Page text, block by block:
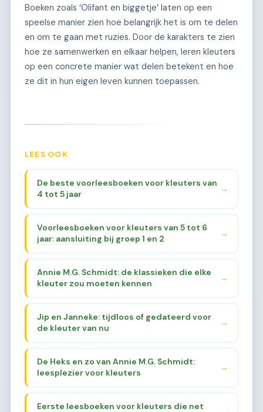
Boeken zoals ‘Olifant en biggetje’ laten op een
speelse manier zien hoe belangrijk het is om te delen
en om te gaan met ruzies. Door de karakters te zien
hoe ze samenwerken en elkaar helpen, leren kleuters
op een concrete manier wat delen betekent en hoe
ze dit in hun eigen leven kunnen toepassen.
LEES OOK
De beste voorleesboeken voor kleuters van
4 tot 5 jaar
→
Voorleesboeken voor kleuters van 5 tot 6
jaar: aansluiting bij groep 1 en 2
→
Annie M.G. Schmidt: de klassieken die elke
kleuter zou moeten kennen
→
Jip en Janneke: tijdloos of gedateerd voor
de kleuter van nu
→
De Heks en zo van Annie M.G. Schmidt:
leesplezier voor kleuters
→
Eerste leesboeken voor kleuters die net